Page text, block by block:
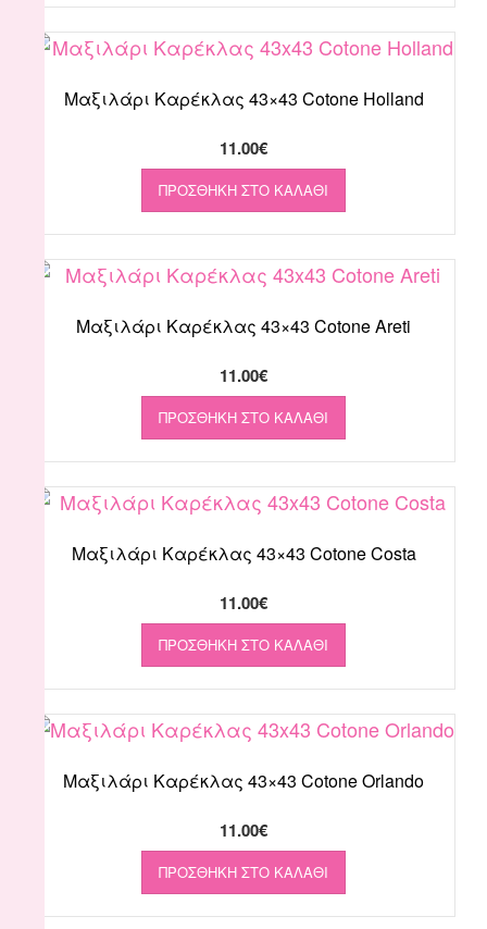
Μαξιλάρι Καρέκλας 43×43 Cotone Holland
11.00€
ΠΡΟΣΘΉΚΗ ΣΤΟ ΚΑΛΆΘΙ
Μαξιλάρι Καρέκλας 43×43 Cotone Areti
11.00€
ΠΡΟΣΘΉΚΗ ΣΤΟ ΚΑΛΆΘΙ
Μαξιλάρι Καρέκλας 43×43 Cotone Costa
11.00€
ΠΡΟΣΘΉΚΗ ΣΤΟ ΚΑΛΆΘΙ
Μαξιλάρι Καρέκλας 43×43 Cotone Orlando
11.00€
ΠΡΟΣΘΉΚΗ ΣΤΟ ΚΑΛΆΘΙ